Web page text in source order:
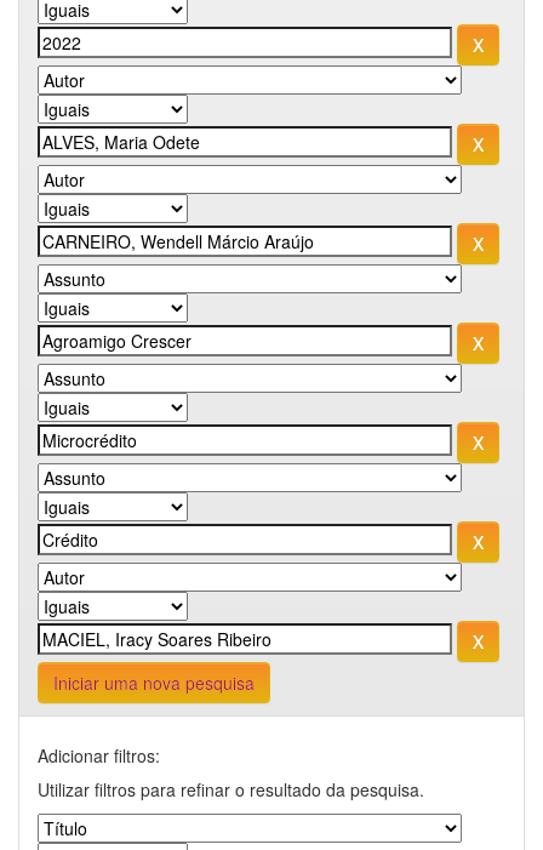
Iniciar uma nova pesquisa
Adicionar filtros:
Utilizar filtros para refinar o resultado da pesquisa.